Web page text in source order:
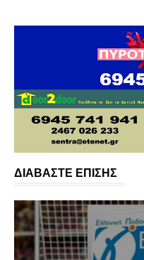
ΔΙΑΒΑΣΤΕ ΕΠΙΣΗΣ